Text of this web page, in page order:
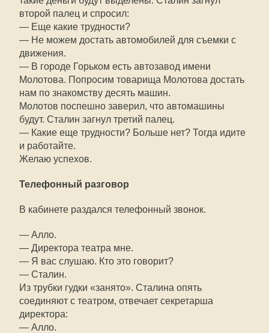
второй палец и спросил:
— Еще какие трудности?
— Не можем достать автомобилей для съемки с
движения.
— В городе Горьком есть автозавод имени
Молотова. Попросим товарища Молотова достать
нам по знакомству десять машин.
Молотов поспешно заверил, что автомашины
будут. Сталин загнул третий палец.
— Какие еще трудности? Больше нет? Тогда идите
и работайте.
Желаю успехов.
Телефонный разговор
В кабинете раздался телефонный звонок.
— Алло.
— Директора театра мне.
— Я вас слушаю. Кто это говорит?
— Сталин.
Из трубки гудки «занято». Сталина опять
соединяют с театром, отвечает секретарша
директора:
— Алло.